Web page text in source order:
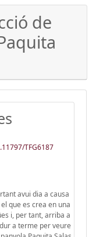
de
TFG6187
avui dia a causa
que es crea en una
i, per tant, arriba a
a terme per veure